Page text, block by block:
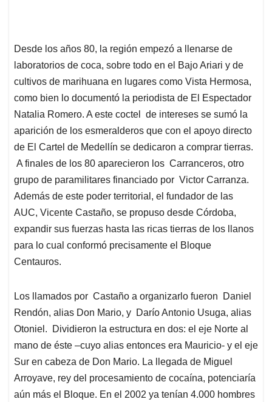
Desde los años 80, la región empezó a llenarse de
laboratorios de coca, sobre todo en el Bajo Ariari y de
cultivos de marihuana en lugares como Vista Hermosa,
como bien lo documentó la periodista de El Espectador
Natalia Romero. A este coctel de intereses se sumó la
aparición de los esmeralderos que con el apoyo directo
de El Cartel de Medellín se dedicaron a comprar tierras.
A finales de los 80 aparecieron los Carranceros, otro
grupo de paramilitares financiado por Victor Carranza.
Además de este poder territorial, el fundador de las
AUC, Vicente Castaño, se propuso desde Córdoba,
expandir sus fuerzas hasta las ricas tierras de los llanos
para lo cual conformó precisamente el Bloque
Centauros.
Los llamados por Castaño a organizarlo fueron Daniel
Rendón, alias Don Mario, y Darío Antonio Usuga, alias
Otoniel. Dividieron la estructura en dos: el eje Norte al
mano de éste –cuyo alias entonces era Mauricio- y el eje
Sur en cabeza de Don Mario. La llegada de Miguel
Arroyave, rey del procesamiento de cocaína, potenciaría
aún más el Bloque. En el 2002 ya tenían 4.000 hombres